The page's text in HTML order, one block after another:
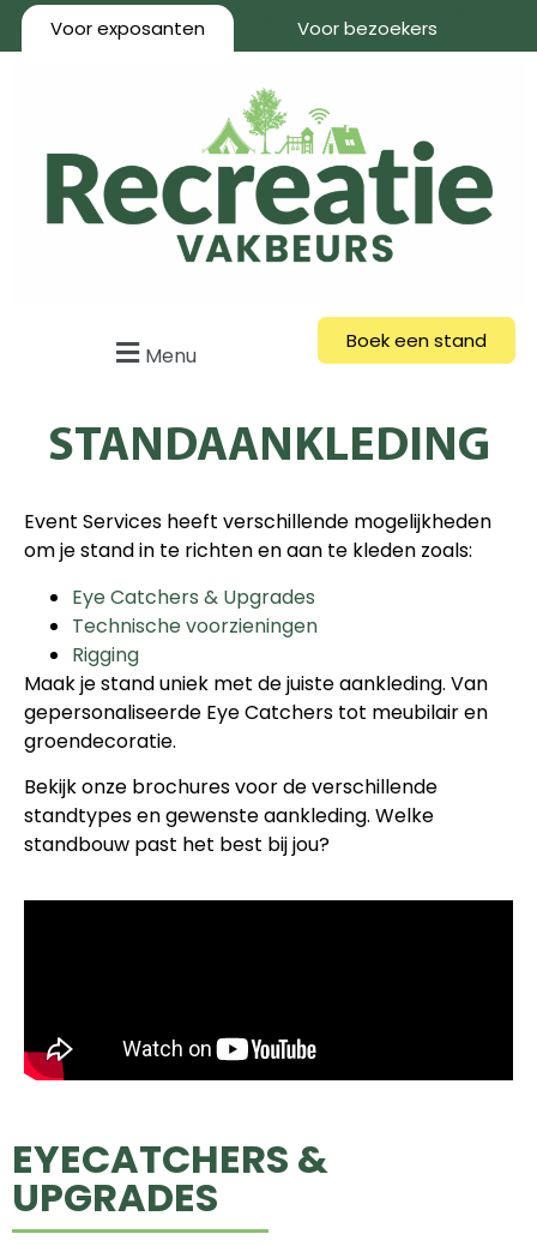
Voor exposanten Voor bezoekers
Menu
Boek een stand
STANDAANKLEDING
Event Services heeft verschillende mogelijkheden
om je stand in te richten en aan te kleden zoals:
Eye Catchers & Upgrades
Technische voorzieningen
Rigging
Maak je stand uniek met de juiste aankleding. Van
gepersonaliseerde Eye Catchers tot meubilair en
groendecoratie.
Bekijk onze brochures voor de verschillende
standtypes en gewenste aankleding. Welke
standbouw past het best bij jou?
EYECATCHERS &
UPGRADES